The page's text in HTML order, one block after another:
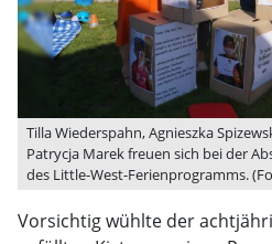
Tilla Wiederspahn, Agnieszka
Patrycja Marek freuen sich bei der
des Little-West-Ferienprogramms.
Vorsichtig wühlte der